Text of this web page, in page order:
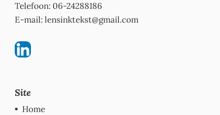
Telefoon: 06-24288186
E-mail: lensinktekst@gmail.com
Site
Home